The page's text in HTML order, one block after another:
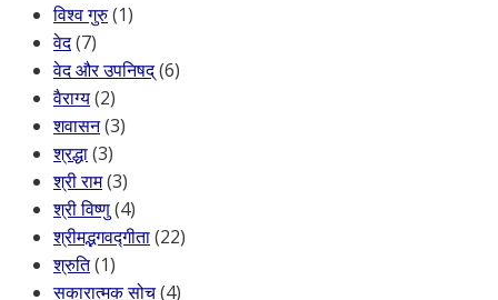
विश्व गुरु(1)
वेद(7)
वेद और उपनिषद्(6)
वैराग्य(2)
शवासन(3)
श्रद्धा(3)
श्री राम(3)
श्री विष्णु(4)
श्रीमद्भगवद्गीता(22)
श्रुति(1)
सकारात्मक सोच(4)